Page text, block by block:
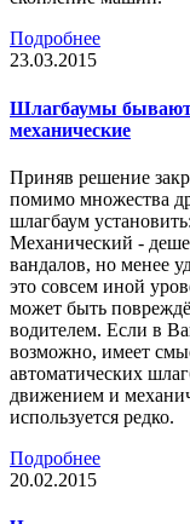
Подробнее
23.03.2015
Шлагбаумы бывают
механические
Приняв решение
помимо множества
шлагбаум
Механический -
вандалов, но менее
это совсем иной
может быть
водителем. Если в
возможно, имеет
автоматических
движением и
используется редко.
Подробнее
20.02.2015